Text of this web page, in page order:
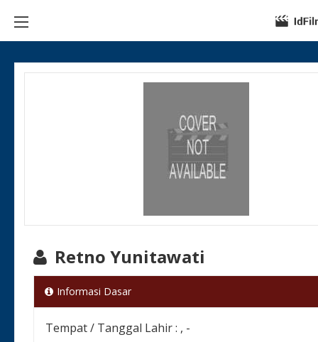
Retno Yunitawati
Informasi Dasar
Tempat / Tanggal Lahir : , -